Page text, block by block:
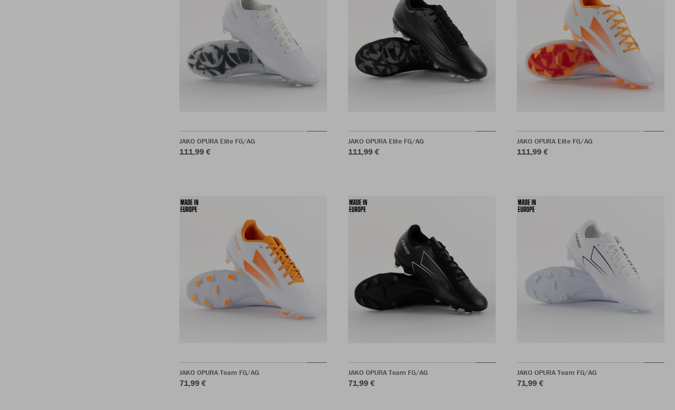
JAKO OPURA Elite FG/AG
111,99 €
JAKO OPURA Elite FG/AG
111,99 €
JAKO OPURA Elite FG/AG
111,99 €
JAKO OPURA Team FG/AG
71,99 €
JAKO OPURA Team FG/AG
71,99 €
JAKO OPURA Team FG/AG
71,99 €